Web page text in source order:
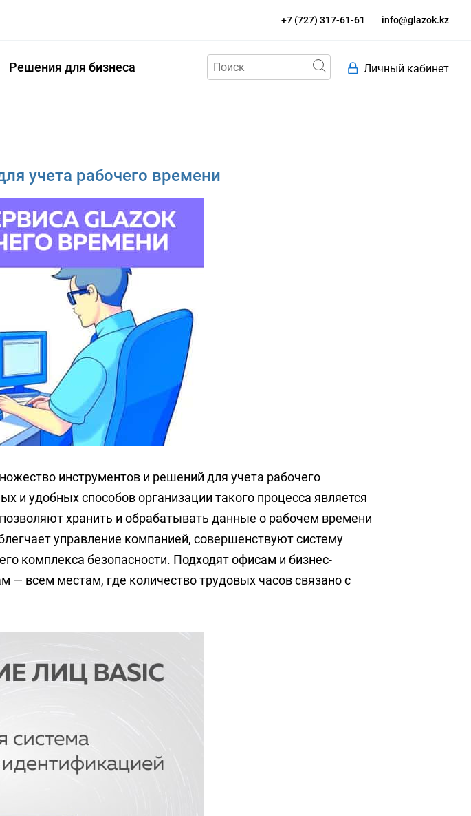
+7 (727) 317-61-61 info@glazok.kz
Решения для бизнеса Личный кабинет
учета рабочего времени
инструментов и решений для учета рабочего
и удобных способов организации такого процесса является
хранить и обрабатывать данные о рабочем времени
управление компанией, совершенствуют систему
комплекса безопасности. Подходят офисам и бизнес-
— всем местам, где количество трудовых часов связано с